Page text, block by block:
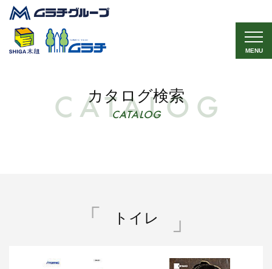
MENU
カタログ検索
CATALOG
トイレ